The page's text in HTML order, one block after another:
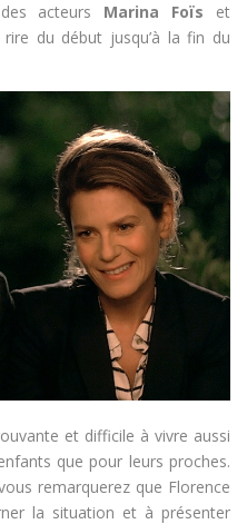
acteurs Marina Foïs et
du début jusqu’à la fin du
et difficile à vivre aussi
que pour leurs proches.
remarquerez que Florence
la situation et à présenter